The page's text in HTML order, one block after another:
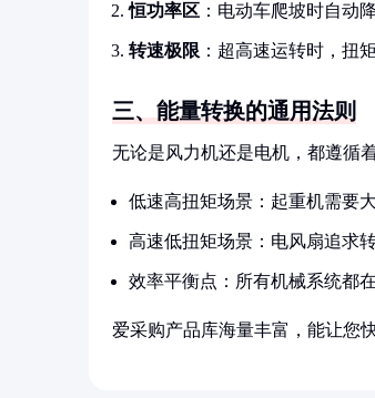
恒功率区 ：电动车爬坡时自动
转速极限 ：超高速运转时，扭
三、能量转换的通用法则
无论是风力机还是电机，都遵循
低速高扭矩场景：起重机需要
高速低扭矩场景：电风扇追求
效率平衡点：所有机械系统都
爱采购产品库海量丰富，能让您